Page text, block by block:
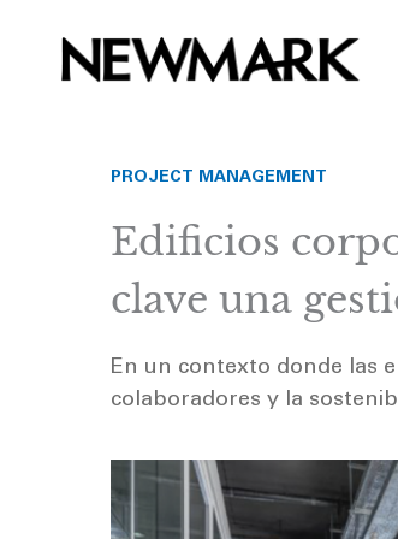
content
PROJECT MANAGEMENT
Edificios
clave una
En un contexto donde las
colaboradores y la